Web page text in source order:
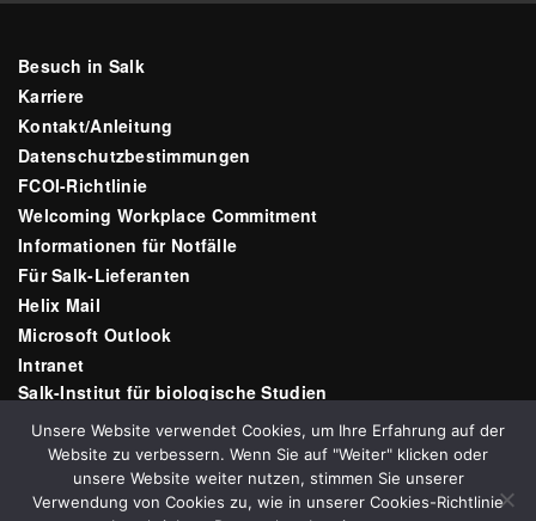
Besuch in Salk
Karriere
Kontakt/Anleitung
Datenschutzbestimmungen
FCOI-Richtlinie
Welcoming Workplace Commitment
Informationen für Notfälle
Für Salk-Lieferanten
Helix Mail
Microsoft Outlook
Intranet
Salk-Institut für biologische Studien
La Jolla, CA 92037
E-Mail:communications@salk.edu
Telefon: (858) 453-4100
Unsere Website verwendet Cookies, um Ihre Erfahrung auf der
Website zu verbessern. Wenn Sie auf "Weiter" klicken oder
unsere Website weiter nutzen, stimmen Sie unserer
Verwendung von Cookies zu, wie in unserer Cookies-Richtlinie